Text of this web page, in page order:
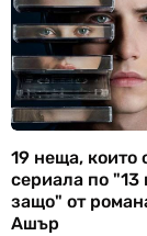
19 неща, които
сериала по "13
защо" от
Ашър